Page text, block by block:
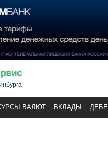
ВАЛЮТ ВКЛАДЫ